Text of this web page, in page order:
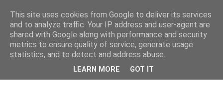
This site uses cookies from Google to deliver its services
and to analyze traffic. Your IP address and user-agent are
shared with Google along with performance and security
metrics to ensure quality of service, generate usage
statistics, and to detect and address abuse.
LEARN MORE GOT IT